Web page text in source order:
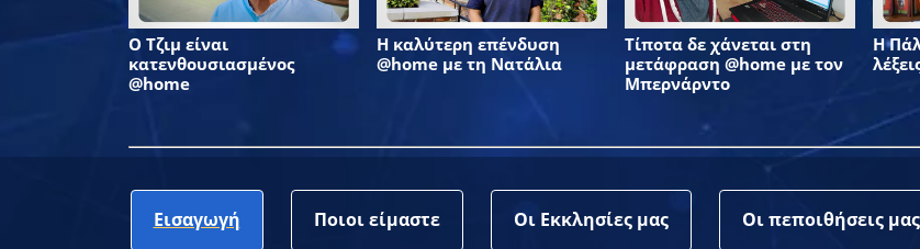
Ο Τζιμ είναι
κατενθουσιασμένος
@home
Η καλύτερη επένδυση
@home με τη Νατάλια
Τίποτα δε χάνεται στη
μετάφραση @home με τον
Μπερνάρντο
Η
Εισαγωγή Ποιοι είμαστε Οι Εκκλησίες μας Οι πεποιθήσεις μας